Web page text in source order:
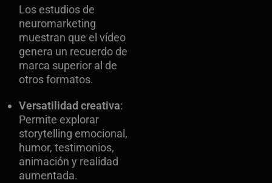
Los estudios de
neuromarketing
muestran que el vídeo
genera un recuerdo de
marca superior al de
otros formatos.
Versatilidad creativa:
Permite explorar
storytelling emocional,
humor, testimonios,
animación y realidad
aumentada.